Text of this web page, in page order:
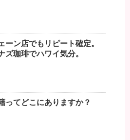
ーン店でもリピート確定。
ズ珈琲でハワイ気分。
ってどこにありますか？